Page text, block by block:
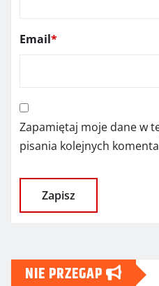
Email*
Zapamiętaj moje dane w
pisania kolejnych
NIE PRZEGAP